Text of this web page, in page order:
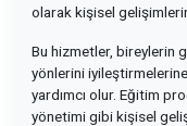
olarak kişisel
Bu hizmetler, bireylerin
yönlerini
yardımcı olur. Eğitim
yönetimi gibi kişisel